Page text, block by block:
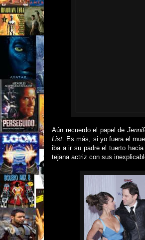
Aún recuerdo el papel de
List . Es más, si yo fuera el
iba a ir su padre el tuerto
tejana actriz con sus